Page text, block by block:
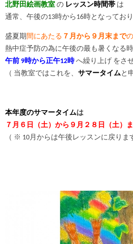
北野田絵画教室 の レッスン時間帯 は
通常、午後の13時から16時となっており
盛夏期 間にあたる ７月から９月末までの
熱中症予防の為に午後の最も暑くなる
午前 9時から正午12時へ繰り上げ をさ
（ 当教室ではこれを、 サマータイムと
本年度のサマータイムは
７月６日（土）から９月２８日（土）
（ ※ 10月からは午後レッスンに戻りま